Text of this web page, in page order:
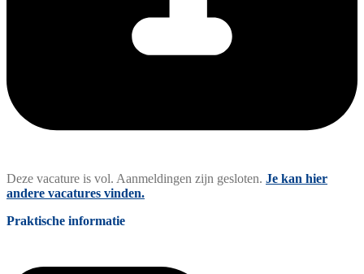
Deze vacature is vol. Aanmeldingen zijn gesloten. Je kan hier
andere vacatures vinden.
Praktische informatie